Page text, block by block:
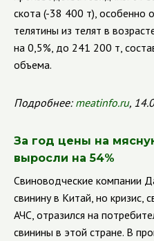
скота (-38 400 т), особенно
телятины из телят в
на 0,5%, до 241 200 т,
объема.
Подробнее: meatinfo.ru,
За год цены на
выросли на 54%
Свиноводческие компании
свинину в Китай, но кризис,
АЧС, отразился на
свинины в этой стране. В